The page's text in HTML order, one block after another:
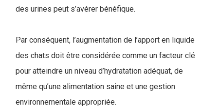
des urines peut s’avérer bénéfique.
Par conséquent, l’augmentation de l’apport en liquide
des chats doit être considérée comme un facteur clé
pour atteindre un niveau d’hydratation adéquat, de
même qu’une alimentation saine et une gestion
environnementale appropriée.